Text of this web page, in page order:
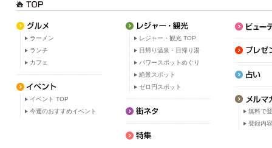
ラーメン
ランチ
カフェ
イベント TOP
今週のおすすめイベント
レジャー・観光 TOP
日帰り温泉・日帰り湯
パワースポットめぐり
絶景スポット
ゼロ円スポット
無料で
登録内